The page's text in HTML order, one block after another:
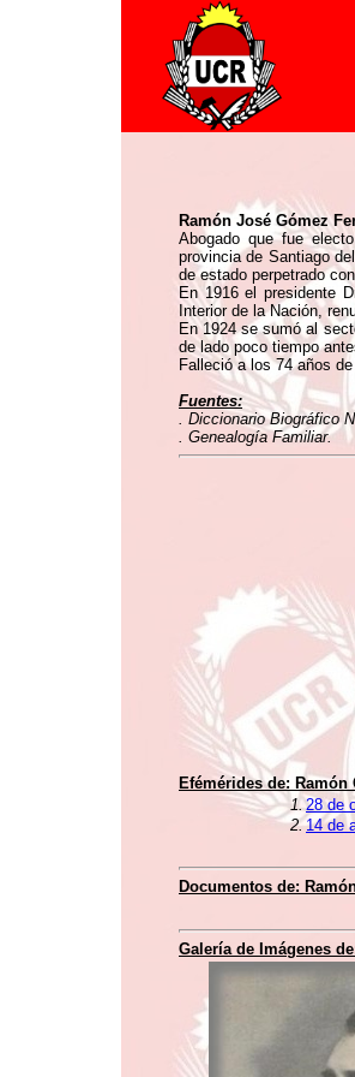
Ramón José Gómez
Abogado que fue
provincia de Santiago
de estado perpetrado
En 1916 el presidente
Interior de la Nación,
En 1924 se sumó al
de lado poco tiempo
Falleció a los 74 años
Fuentes:
. Diccionario Biográfico
. Genealogía Familiar.
Efémérides de: Ramón
1.28 de
2.14 de
Documentos de:
Galería de Imágenes